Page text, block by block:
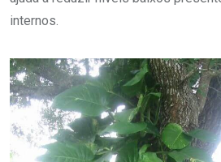
internos.